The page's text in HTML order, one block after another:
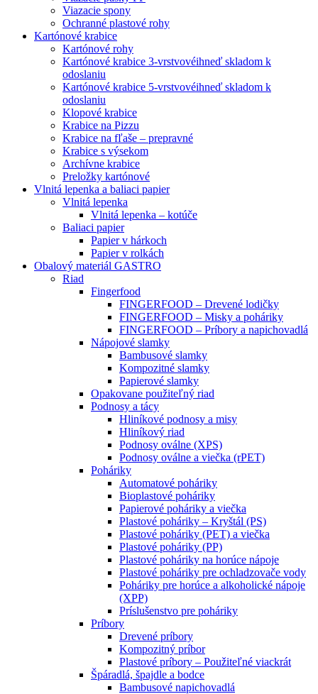
Viazacie spony
Ochranné plastové rohy
Kartónové krabice
Kartónové rohy
Kartónové krabice 3-vrstvovéihneď skladom k
odoslaniu
Kartónové krabice 5-vrstvovéihneď skladom k
odoslaniu
Klopové krabice
Krabice na Pizzu
Krabice na fľaše – prepravné
Krabice s výsekom
Archívne krabice
Preložky kartónové
Vlnitá lepenka a baliaci papier
Vlnitá lepenka
Vlnitá lepenka – kotúče
Baliaci papier
Papier v hárkoch
Papier v rolkách
Obalový materiál GASTRO
Riad
Fingerfood
FINGERFOOD – Drevené lodičky
FINGERFOOD – Misky a poháriky
FINGERFOOD – Príbory a napichovadlá
Nápojové slamky
Bambusové slamky
Kompozitné slamky
Papierové slamky
Opakovane použiteľný riad
Podnosy a tácy
Hliníkové podnosy a misy
Hliníkový riad
Podnosy oválne (XPS)
Podnosy oválne a viečka (rPET)
Poháriky
Automatové poháriky
Bioplastové poháriky
Papierové poháriky a viečka
Plastové poháriky – Kryštál (PS)
Plastové poháriky (PET) a viečka
Plastové poháriky (PP)
Plastové poháriky na horúce nápoje
Plastové poháriky pre ochladzovače vody
Poháriky pre horúce a alkoholické nápoje
(XPP)
Príslušenstvo pre poháriky
Príbory
Drevené príbory
Kompozitný príbor
Plastové príbory – Použiteľné viackrát
Špáradlá, špajdle a bodce
Bambusové napichovadlá